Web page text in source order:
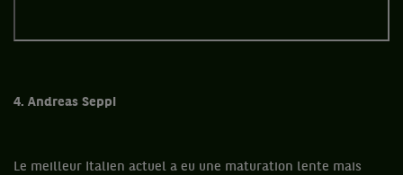
4. Andreas Seppi
Le meilleur Italien actuel a eu une maturation lente mais